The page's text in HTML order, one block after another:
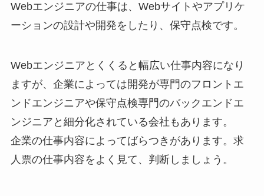
Webエンジニアの仕事は、Webサイトやアプリケ
ーションの設計や開発をしたり、保守点検です。
Webエンジニアとくくると幅広い仕事内容になり
ますが、企業によっては開発が専門のフロントエ
ンドエンジニアや保守点検専門のバックエンドエ
ンジニアと細分化されている会社もあります。
企業の仕事内容によってばらつきがあります。求
人票の仕事内容をよく見て、判断しましょう。